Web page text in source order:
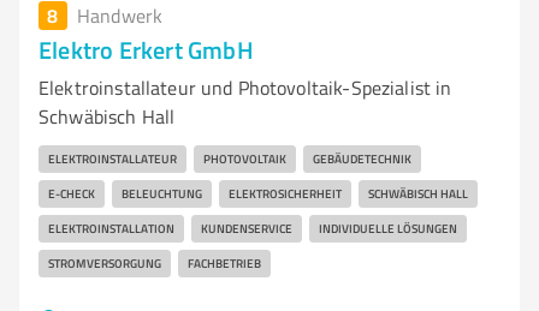
8 Handwerk
Elektro Erkert GmbH
Elektroinstallateur und Photovoltaik-Spezialist in
Schwäbisch Hall
ELEKTROINSTALLATEUR PHOTOVOLTAIK GEBÄUDETECHNIK
E-CHECK BELEUCHTUNG ELEKTROSICHERHEIT SCHWÄBISCH HALL
ELEKTROINSTALLATION KUNDENSERVICE INDIVIDUELLE LÖSUNGEN
STROMVERSORGUNG FACHBETRIEB